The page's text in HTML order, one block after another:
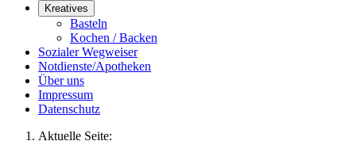
Kreatives
Basteln
Kochen / Backen
Sozialer Wegweiser
Notdienste/Apotheken
Über uns
Impressum
Datenschutz
Aktuelle Seite: